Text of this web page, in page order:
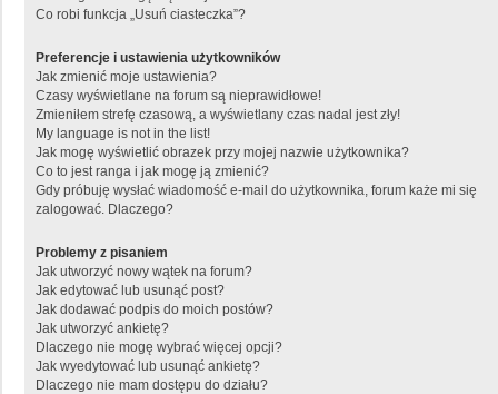
Co robi funkcja „Usuń ciasteczka”?
Preferencje i ustawienia użytkowników
Jak zmienić moje ustawienia?
Czasy wyświetlane na forum są nieprawidłowe!
Zmieniłem strefę czasową, a wyświetlany czas nadal jest zły!
My language is not in the list!
Jak mogę wyświetlić obrazek przy mojej nazwie użytkownika?
Co to jest ranga i jak mogę ją zmienić?
Gdy próbuję wysłać wiadomość e-mail do użytkownika, forum każe mi się
zalogować. Dlaczego?
Problemy z pisaniem
Jak utworzyć nowy wątek na forum?
Jak edytować lub usunąć post?
Jak dodawać podpis do moich postów?
Jak utworzyć ankietę?
Dlaczego nie mogę wybrać więcej opcji?
Jak wyedytować lub usunąć ankietę?
Dlaczego nie mam dostępu do działu?